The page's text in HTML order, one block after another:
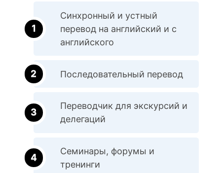
Синхронный и устный
перевод на английский и с
английского
Последовательный перевод
Переводчик для экскурсий и
делегаций
Семинары, форумы и
тренинги